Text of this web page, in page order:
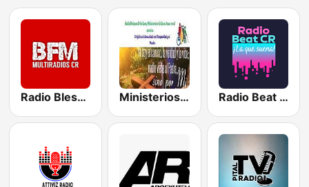
Radio Blessing FM Ministerios Jesús es el Camino Radio Beat CR